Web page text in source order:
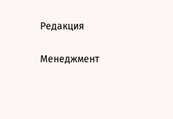
Редакция
Менеджмент